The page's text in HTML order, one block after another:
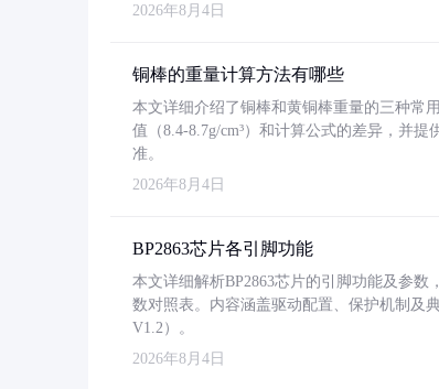
2026年8月4日
铜棒的重量计算方法有哪些
本文详细介绍了铜棒和黄铜棒重量的三种常
值（8.4-8.7g/cm³）和计算公式的差异，并
准。
2026年8月4日
BP2863芯片各引脚功能
本文详细解析BP2863芯片的引脚功能及参
数对照表。内容涵盖驱动配置、保护机制及
V1.2）。
2026年8月4日